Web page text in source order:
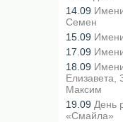
14.09
Семен
15.09
17.09
18.09
Елизавета,
Максим
19.09 День
«Смайла»